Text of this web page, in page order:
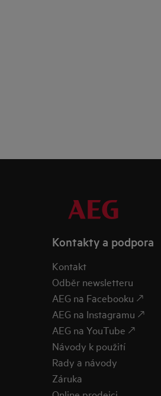
Kontakty a podpora
Kontakt
Odběr newsletteru
AEG na Facebooku 🡕
AEG na Instagramu 🡕
AEG na YouTube 🡕
Návody k použití
Rady a návody
Záruka